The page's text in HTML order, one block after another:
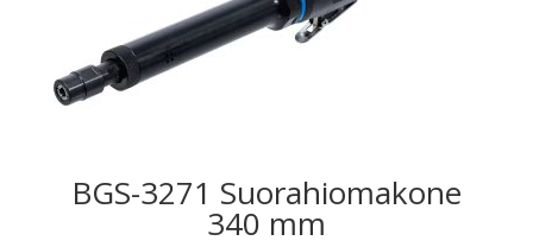
BGS-3271 Suorahiomakone
340 mm